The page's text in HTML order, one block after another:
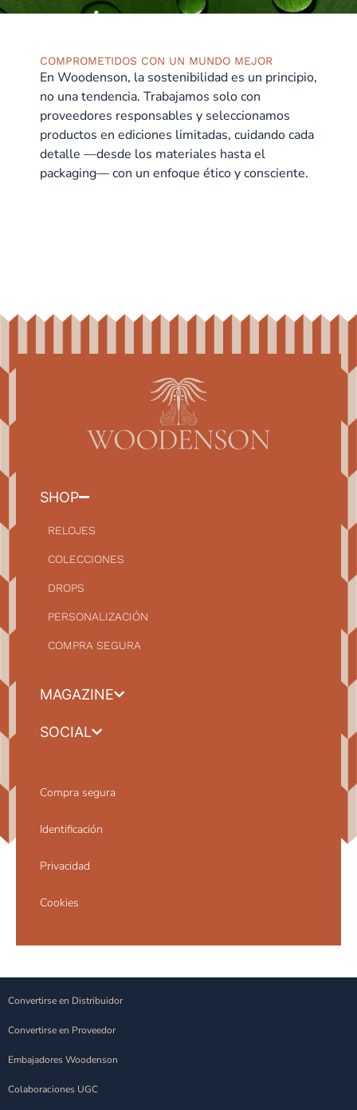
COMPROMETIDOS CON UN MUNDO MEJOR
En Woodenson, la sostenibilidad es un principio,
no una tendencia. Trabajamos solo con
proveedores responsables y seleccionamos
productos en ediciones limitadas, cuidando cada
detalle —desde los materiales hasta el
packaging— con un enfoque ético y consciente.
SHOP
RELOJES
COLECCIONES
DROPS
PERSONALIZACIÓN
COMPRA SEGURA
MAGAZINE
SOCIAL
Compra segura
Identificación
Privacidad
Cookies
Convertirse en Distribuidor
Convertirse en Proveedor
Embajadores Woodenson
Colaboraciones UGC